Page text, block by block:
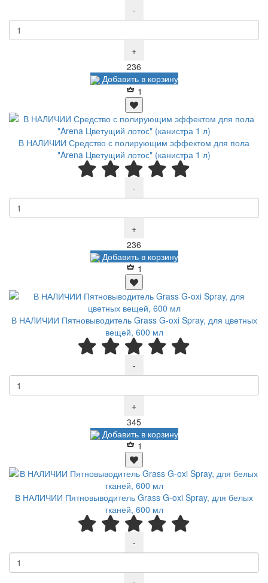
-
+
236
Добавить в корзину
1
В НАЛИЧИИ Средство с полирующим эффектом для пола
"Arena Цветущий лотос" (канистра 1 л)
-
+
236
Добавить в корзину
1
В НАЛИЧИИ Пятновыводитель Grass G-oxi Spray, для цветных
вещей, 600 мл
-
+
345Р
Добавить в корзину
1
В НАЛИЧИИ Пятновыводитель Grass G-oxi Spray, для белых
тканей, 600 мл
-